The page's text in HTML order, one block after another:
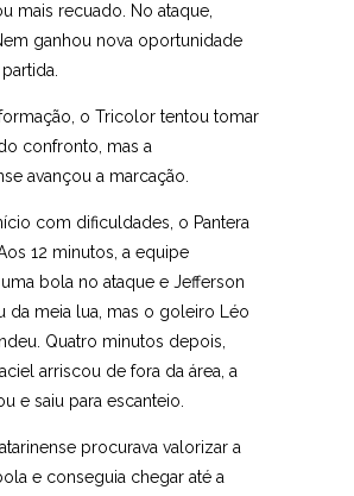
mais recuado. No ataque,
ganhou nova oportunidade
o Tricolor tentou tomar
confronto, mas a
avançou a marcação.
com dificuldades, o Pantera
12 minutos, a equipe
bola no ataque e Jefferson
da meia lua, mas o goleiro Léo
Quatro minutos depois,
arriscou de fora da área, a
e saiu para escanteio.
procurava valorizar a
e conseguia chegar até a